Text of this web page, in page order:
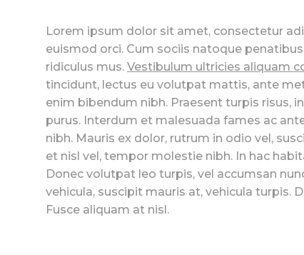
Lorem ipsum dolor sit amet, consectetur
euismod orci. Cum sociis natoque
ridiculus mus. Vestibulum ultricies aliquam
tincidunt, lectus eu volutpat mattis, ante
enim bibendum nibh. Praesent turpis risus,
purus. Interdum et malesuada fames ac
nibh. Mauris ex dolor, rutrum in odio vel,
et nisl vel, tempor molestie nibh. In hac
Donec volutpat leo turpis, vel accumsan
vehicula, suscipit mauris at, vehicula turpis.
Fusce aliquam at nisl.